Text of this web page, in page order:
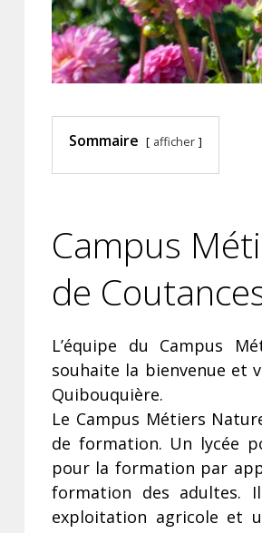
Sommaire afficher
Campus
de
L’équipe du Campus
souhaite la bienvenue et
Quibouquière.
Le Campus Métiers
de formation. Un lycée
pour la formation par
formation des adultes.
exploitation agricole et